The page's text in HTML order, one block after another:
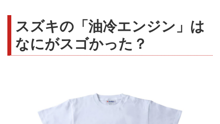
スズキの「油冷エンジン」は
なにがスゴかった？